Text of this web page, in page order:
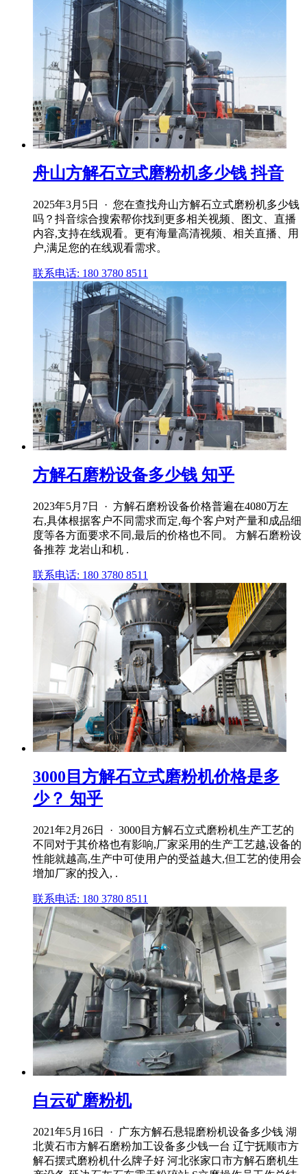
舟山方解石立式磨粉机多少钱 抖音
2025年3月5日 · 您在查找舟山方解石立式磨粉机多少钱
吗？抖音综合搜索帮你找到更多相关视频、图文、直播
内容,支持在线观看。更有海量高清视频、相关直播、用
户,满足您的在线观看需求。
联系电话: 180 3780 8511
方解石磨粉设备多少钱 知乎
2023年5月7日 · 方解石磨粉设备价格普遍在4080万左
右,具体根据客户不同需求而定,每个客户对产量和成品细
度等各方面要求不同,最后的价格也不同。 方解石磨粉设
备推荐 龙岩山和机 .
联系电话: 180 3780 8511
3000目方解石立式磨粉机价格是多
少？ 知乎
2021年2月26日 · 3000目方解石立式磨粉机生产工艺的
不同对于其价格也有影响,厂家采用的生产工艺越,设备的
性能就越高,生产中可使用户的受益越大,但工艺的使用会
增加厂家的投入, .
联系电话: 180 3780 8511
白云矿磨粉机
2021年5月16日 · 广东方解石悬辊磨粉机设备多少钱 湖
北黄石市方解石磨粉加工设备多少钱一台 辽宁抚顺市方
解石摆式磨粉机什么牌子好 河北张家口市方解石磨机生